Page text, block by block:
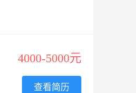
4000-5000元
查看简历